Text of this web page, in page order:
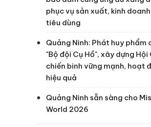
phục vụ sản xuất, kinh
tiêu dùng
Quảng Ninh: Phát huy phẩm
"Bộ đội Cụ Hồ", xây dựng Hội
chiến binh vững mạnh, hoạt
hiệu quả
Quảng Ninh sẵn sàng cho
World 2026